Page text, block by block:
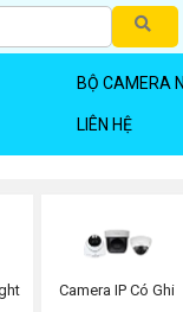
BỘ CAMERA
LIÊN HỆ
Camera IP Có Ghi